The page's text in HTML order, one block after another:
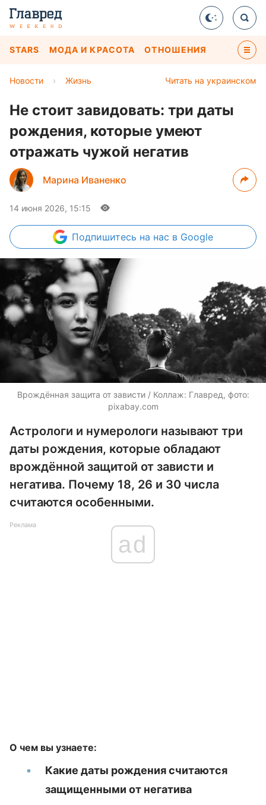
STARS МОДА И КРАСОТА ОТНОШЕНИЯ
Читать на украинском
Новости › Жизнь
Не стоит завидовать: три даты
рождения, которые умеют
отражать чужой негатив
Марина Иваненко
14 июня 2026, 15:15
Подпишитесь на нас в Google
Врождённая защита от зависти / Коллаж: Главред, фото:
pixabay.com
Астрологи и нумерологи называют три
даты рождения, которые обладают
врождённой защитой от зависти и
негатива. Почему 18, 26 и 30 числа
считаются особенными.
Реклама
ad
О чем вы узнаете:
Какие даты рождения считаются
защищенными от негатива